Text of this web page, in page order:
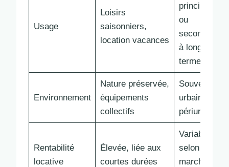
Usage
Loisirs
saisonniers,
location vacances
principale
ou
secondaire
à long
terme
Environnement
Nature préservée,
équipements
collectifs
Souvent
urbain ou
périurbain
Rentabilité
locative
Élevée, liée aux
courtes durées
Variable
selon
marché